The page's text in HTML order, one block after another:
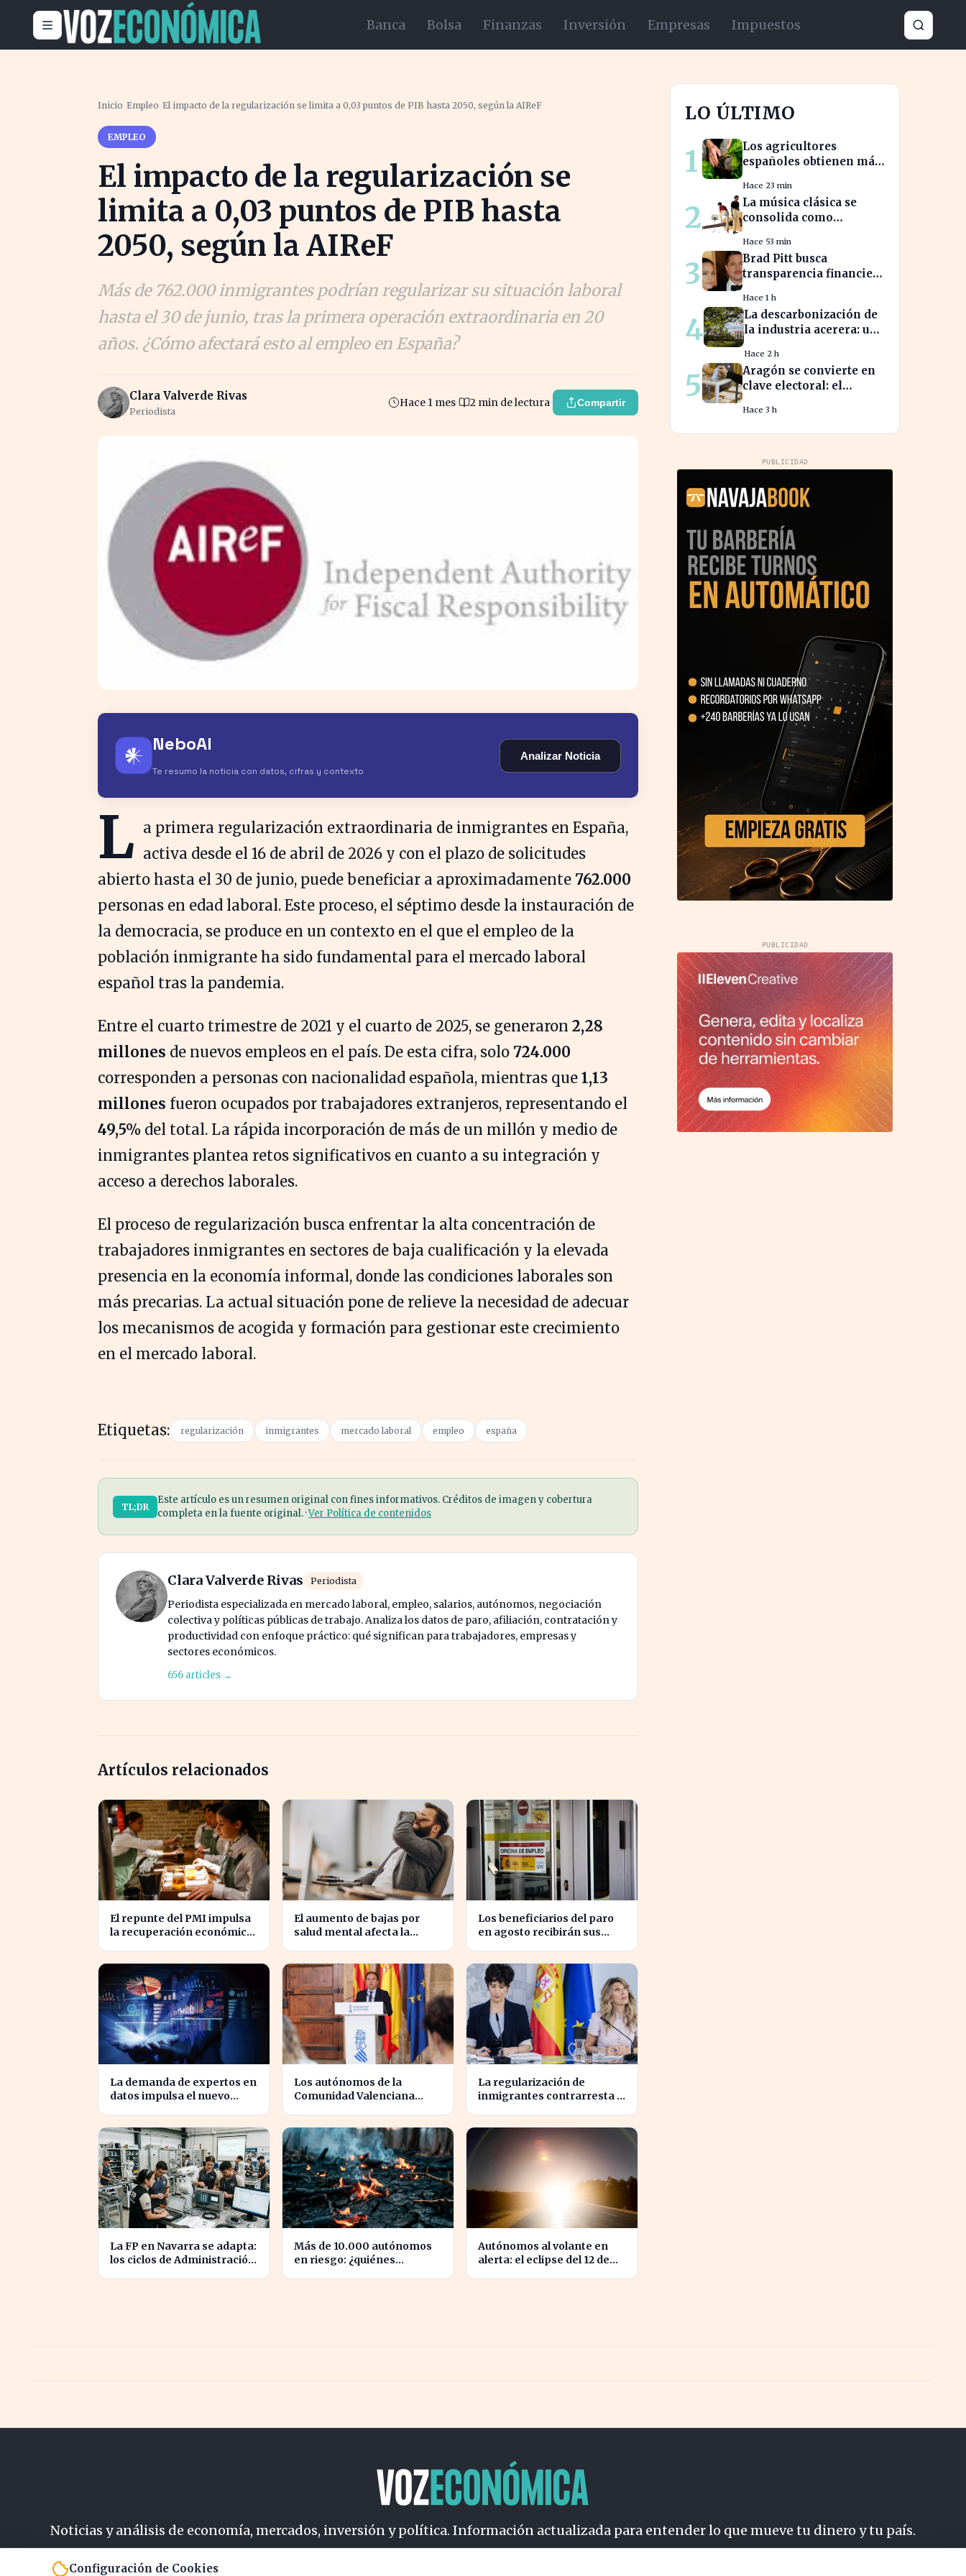
Banca Bolsa Finanzas Inversión Empresas Impuestos
Inicio ›Empleo ›El impacto de la regularización se limita a 0,03 puntos de PIB hasta 2050, según la AIReF
EMPLEO
El impacto de la regularización se
limita a 0,03 puntos de PIB hasta
2050, según la AIReF
Más de 762.000 inmigrantes podrían regularizar su situación laboral
hasta el 30 de junio, tras la primera operación extraordinaria en 20
años. ¿Cómo afectará esto al empleo en España?
Clara Valverde Rivas
Periodista
Hace 1 mes 2 min de lectura Compartir
𒀭 NeboAI
Te resumo la noticia con datos, cifras y contexto
Analizar Noticia
L a primera regularización extraordinaria de inmigrantes en España,
activa desde el 16 de abril de 2026 y con el plazo de solicitudes
abierto hasta el 30 de junio, puede beneficiar a aproximadamente 762.000
personas en edad laboral. Este proceso, el séptimo desde la instauración de
la democracia, se produce en un contexto en el que el empleo de la
población inmigrante ha sido fundamental para el mercado laboral
español tras la pandemia.
Entre el cuarto trimestre de 2021 y el cuarto de 2025, se generaron 2,28
millones de nuevos empleos en el país. De esta cifra, solo 724.000
corresponden a personas con nacionalidad española, mientras que 1,13
millones fueron ocupados por trabajadores extranjeros, representando el
49,5% del total. La rápida incorporación de más de un millón y medio de
inmigrantes plantea retos significativos en cuanto a su integración y
acceso a derechos laborales.
El proceso de regularización busca enfrentar la alta concentración de
trabajadores inmigrantes en sectores de baja cualificación y la elevada
presencia en la economía informal, donde las condiciones laborales son
más precarias. La actual situación pone de relieve la necesidad de adecuar
los mecanismos de acogida y formación para gestionar este crecimiento
en el mercado laboral.
Etiquetas: regularización inmigrantes mercado laboral empleo españa
TL;DR
Este artículo es un resumen original con fines informativos. Créditos de imagen y cobertura
completa en la fuente original. ·Ver Política de contenidos
Clara Valverde Rivas Periodista
Periodista especializada en mercado laboral, empleo, salarios, autónomos, negociación
colectiva y políticas públicas de trabajo. Analiza los datos de paro, afiliación, contratación y
productividad con enfoque práctico: qué significan para trabajadores, empresas y
sectores económicos.
656 articles →
Artículos relacionados
El repunte del PMI impulsa
la recuperación económica
El aumento de bajas por
salud mental afecta la
Los beneficiarios del paro
en agosto recibirán sus
La demanda de expertos en
datos impulsa el nuevo
Los autónomos de la
Comunidad Valenciana
La regularización de
inmigrantes contrarresta la
La FP en Navarra se adapta:
los ciclos de Administración
Más de 10.000 autónomos
en riesgo: ¿quiénes
Autónomos al volante en
alerta: el eclipse del 12 de
LO ÚLTIMO
1
Los agricultores
españoles obtienen más
a la UE con nuevos
contratos
Hace 23 min
2
La música clásica se
consolida como
mejorar el ambiente
laboral en empresas
Hace 53 min
3
Brad Pitt busca
transparencia financiera
Angelina Jolie
Hace 1 h
4
La descarbonización de
la industria acerera: un
económico crucial
Hace 2 h
5
Aragón se convierte en
clave electoral: el
elecciones nacionales
Hace 3 h
PUBLICIDAD
PUBLICIDAD
Noticias y análisis de economía, mercados, inversión y política. Información actualizada para entender lo que mueve tu dinero y tu país.
Configuración de Cookies